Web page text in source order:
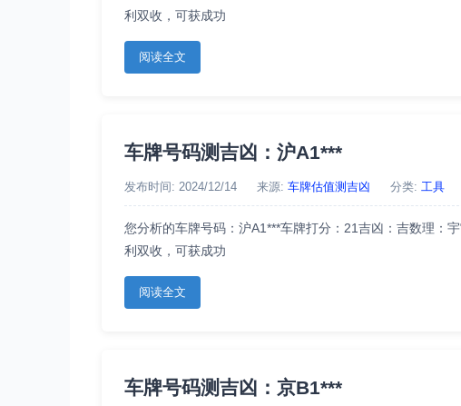
利双收，可获成功
阅读全文
车牌号码测吉凶：沪A1***
发布时间: 2024/12/14 来源: 车牌估值测吉凶 分类: 工具
您分析的车牌号码：沪A1***车牌打分：21吉凶：吉数理：
利双收，可获成功
阅读全文
车牌号码测吉凶：京B1***